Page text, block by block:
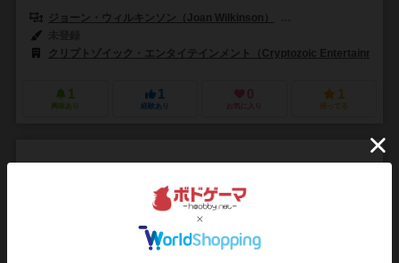
ジョーン・ウィルキンソン（Joan Wilkinson）
クリプトゾイック・エンタイテインメント（Cryptozoic Entertainment
1
興味あり
1
経験あり
0
お気に入り
1
持ってる
クイナミッド